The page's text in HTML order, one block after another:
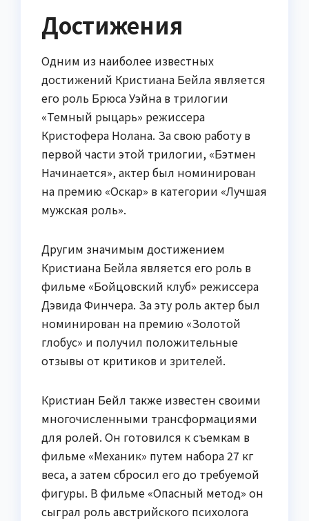
Достижения
Одним из наиболее известных
достижений Кристиана Бейла является
его роль Брюса Уэйна в трилогии
«Темный рыцарь» режиссера
Кристофера Нолана. За свою работу в
первой части этой трилогии, «Бэтмен
Начинается», актер был номинирован
на премию «Оскар» в категории «Лучшая
мужская роль».
Другим значимым достижением
Кристиана Бейла является его роль в
фильме «Бойцовский клуб» режиссера
Дэвида Финчера. За эту роль актер был
номинирован на премию «Золотой
глобус» и получил положительные
отзывы от критиков и зрителей.
Кристиан Бейл также известен своими
многочисленными трансформациями
для ролей. Он готовился к съемкам в
фильме «Механик» путем набора 27 кг
веса, а затем сбросил его до требуемой
фигуры. В фильме «Опасный метод» он
сыграл роль австрийского психолога